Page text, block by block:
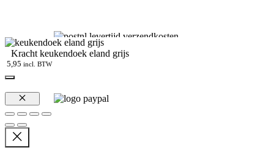
Kracht keukendoek eland grijs
5,95 incl. BTW
Sluiten